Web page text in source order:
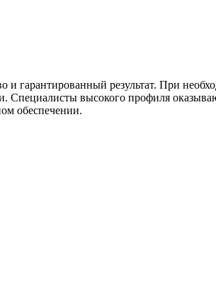
гарантированный результат. При
высокого профиля
обеспечении.